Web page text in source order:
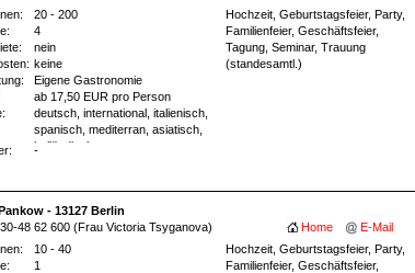
20 - 200
4
nein
keine
Eigene Gastronomie
ab 17,50 EUR pro Person
deutsch, international, italienisch,
spanisch, mediterran, asiatisch,
holländisch
-
Hochzeit, Geburtstagsfeier, Party,
Familienfeier, Geschäftsfeier,
Tagung, Seminar, Trauung
(standesamtl.)
- 13127 Berlin
48 62 600 (Frau Victoria Tsyganova)
Home E-Mail
10 - 40
1
Hochzeit, Geburtstagsfeier, Party,
Familienfeier, Geschäftsfeier,